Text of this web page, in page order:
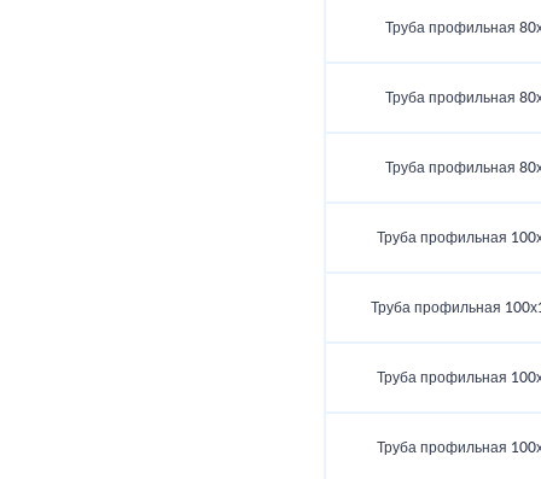
Труба профильная
Труба профильная
Труба профильная
Труба профильная
Труба профильная
Труба профильная
Труба профильная